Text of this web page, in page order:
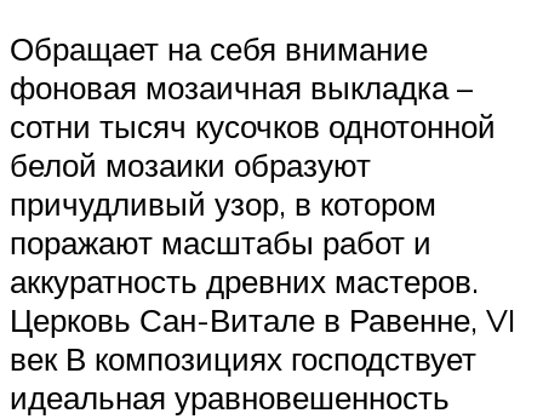
Обращает на себя внимание
фоновая мозаичная выкладка –
сотни тысяч кусочков однотонной
белой мозаики образуют
причудливый узор, в котором
поражают масштабы работ и
аккуратность древних мастеров.
Церковь Сан-Витале в Равенне, VI
век В композициях господствует
идеальная уравновешенность